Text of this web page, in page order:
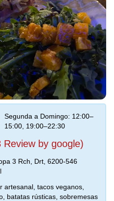
Segunda a Domingo: 12:00–
15:00, 19:00–22:30
Review by google)
3 Rch, Drt, 6200-546
artesanal, tacos veganos,
batatas rústicas, sobremesas